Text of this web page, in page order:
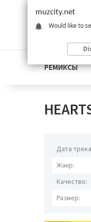
РЕМИКСЫ
Дата
Жанр:
Качество:
Размер:
muzcity.net
Would like to